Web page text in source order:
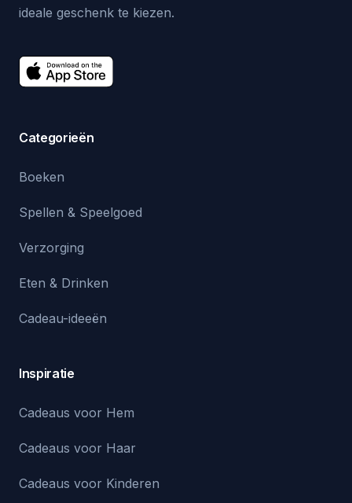
ideale geschenk te kiezen.
Categorieën
Boeken
Spellen & Speelgoed
Verzorging
Eten & Drinken
Cadeau-ideeën
Inspiratie
Cadeaus voor Hem
Cadeaus voor Haar
Cadeaus voor Kinderen